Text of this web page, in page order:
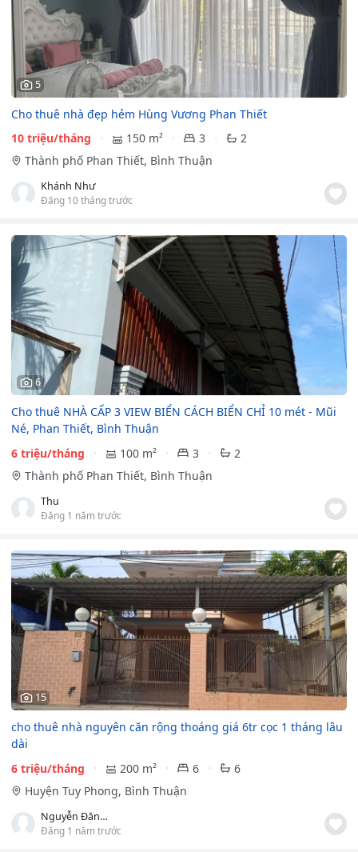
5
Cho thuê nhà đẹp hẻm Hùng Vương Phan Thiết
10 triệu/tháng
150 m² 3
2
Thành phố Phan Thiết, Bình Thuận
Khánh Như
Đăng 10 tháng trước
6
Cho thuê NHÀ CẤP 3 VIEW BIỂN CÁCH BIỂN CHỈ 10 mét - Mũi
Né, Phan Thiết, Bình Thuận
6 triệu/tháng
100 m² 3
2
Thành phố Phan Thiết, Bình Thuận
Thu
Đăng 1 năm trước
15
cho thuê nhà nguyên căn rộng thoáng giá 6tr cọc 1 tháng lâu
dài
6 triệu/tháng
200 m² 6
6
Huyện Tuy Phong, Bình Thuận
Nguyễn Đăng Nhi
Đăng 1 năm trước